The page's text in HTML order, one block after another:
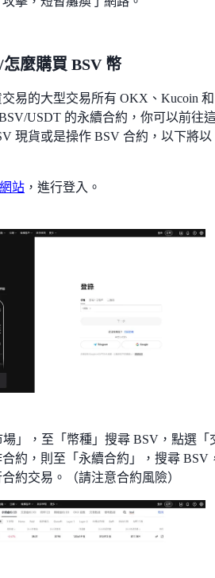
麼購買 BSV 幣
易的大型交易所有 OKX、Kucoin 和
USDT 的永續合約，你可以前往
現貨或是操作 BSV 合約，以下將以
站 ，進行登入。
」，至「幣種」搜尋 BSV，點選「
約，則至「永續合約」，搜尋 BSV
約交易。（請注意合約風險）